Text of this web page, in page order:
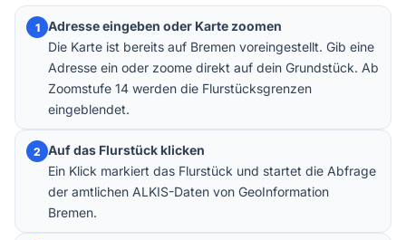
1
Adresse eingeben oder Karte zoomen
Die Karte ist bereits auf Bremen voreingestellt. Gib eine
Adresse ein oder zoome direkt auf dein Grundstück. Ab
Zoomstufe 14 werden die Flurstücksgrenzen
eingeblendet.
2 Auf das Flurstück klicken
Ein Klick markiert das Flurstück und startet die Abfrage
der amtlichen ALKIS-Daten von GeoInformation
Bremen.